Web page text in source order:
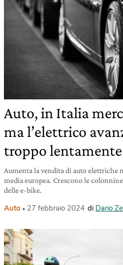
Auto, in Italia
ma l’elettrico
troppo lentamente
Aumenta la vendita di auto elettriche
media europea. Crescono le
delle e-bike.
Auto 27 febbraio 2024 di Dario